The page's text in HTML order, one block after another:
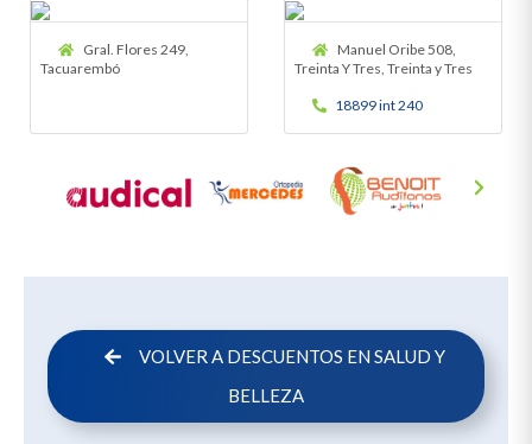
Gral. Flores 249,
Tacuarembó
Manuel Oribe 508,
Treinta Y Tres, Treinta y Tres
18899 int 240
VOLVER A DESCUENTOS EN SALUD Y
BELLEZA